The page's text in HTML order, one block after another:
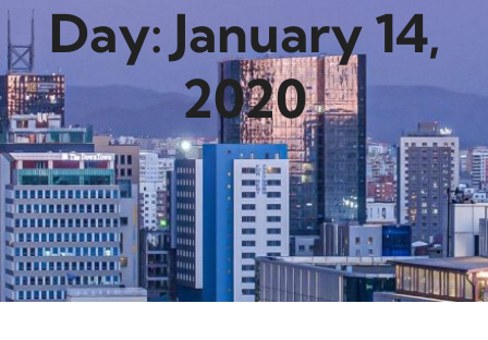
Day: January 14,
2020